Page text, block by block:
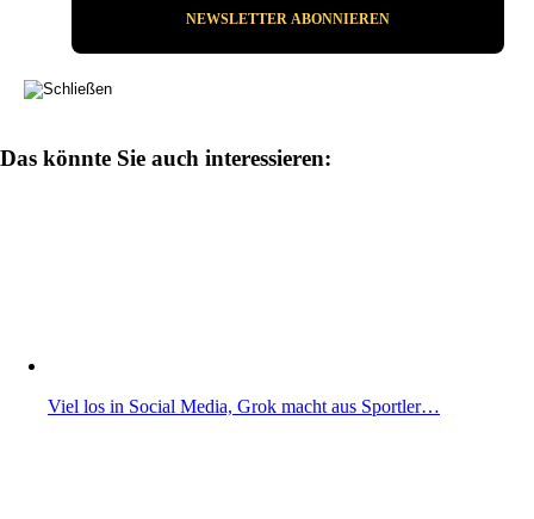
Das könnte Sie auch interessieren:
Viel los in Social Media, Grok macht aus Sportler…